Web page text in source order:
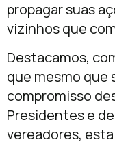
propagar suas
vizinhos que
Destacamos,
que mesmo que
compromisso
Presidentes e
vereadores,